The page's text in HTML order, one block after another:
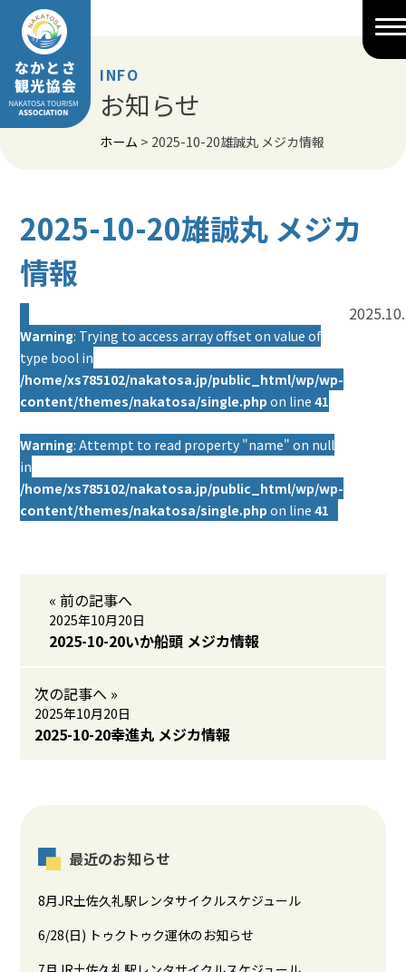
Skip
content
INFO
お知らせ
ホーム > 2025-10-20雄誠丸 メジカ情報
2025-10-20雄誠丸 メジカ
情報
Warning: Trying to access array offset on value of
type bool in
/home/xs785102/nakatosa.jp/public_html/wp/wp-
content/themes/nakatosa/single.php on line41
Warning: Attempt to read property "name" on null
in
/home/xs785102/nakatosa.jp/public_html/wp/wp-
content/themes/nakatosa/single.php on line41
« 前の記事へ
2025年10月20日
2025-10-20いか船頭 メジカ情報
次の記事へ »
2025年10月20日
2025-10-20幸進丸 メジカ情報
最近のお知らせ
8月JR土佐久礼駅レンタサイクルスケジュール
6/28(日) トゥクトゥク運休のお知らせ